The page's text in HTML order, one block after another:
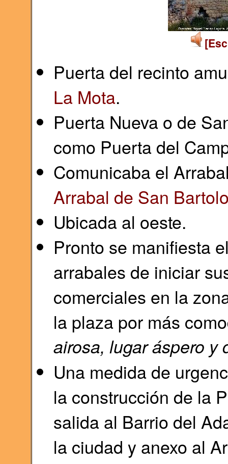
Puerta del recinto
La Mota.
Puerta Nueva o de
como Puerta del
Comunicaba el
Arrabal de San
Ubicada al oeste.
Pronto se manifiesta
arrabales de iniciar
comerciales en la
la plaza por más
airosa, lugar áspero y
Una medida de
la construcción de la
salida al Barrio del
la ciudad y anexo al